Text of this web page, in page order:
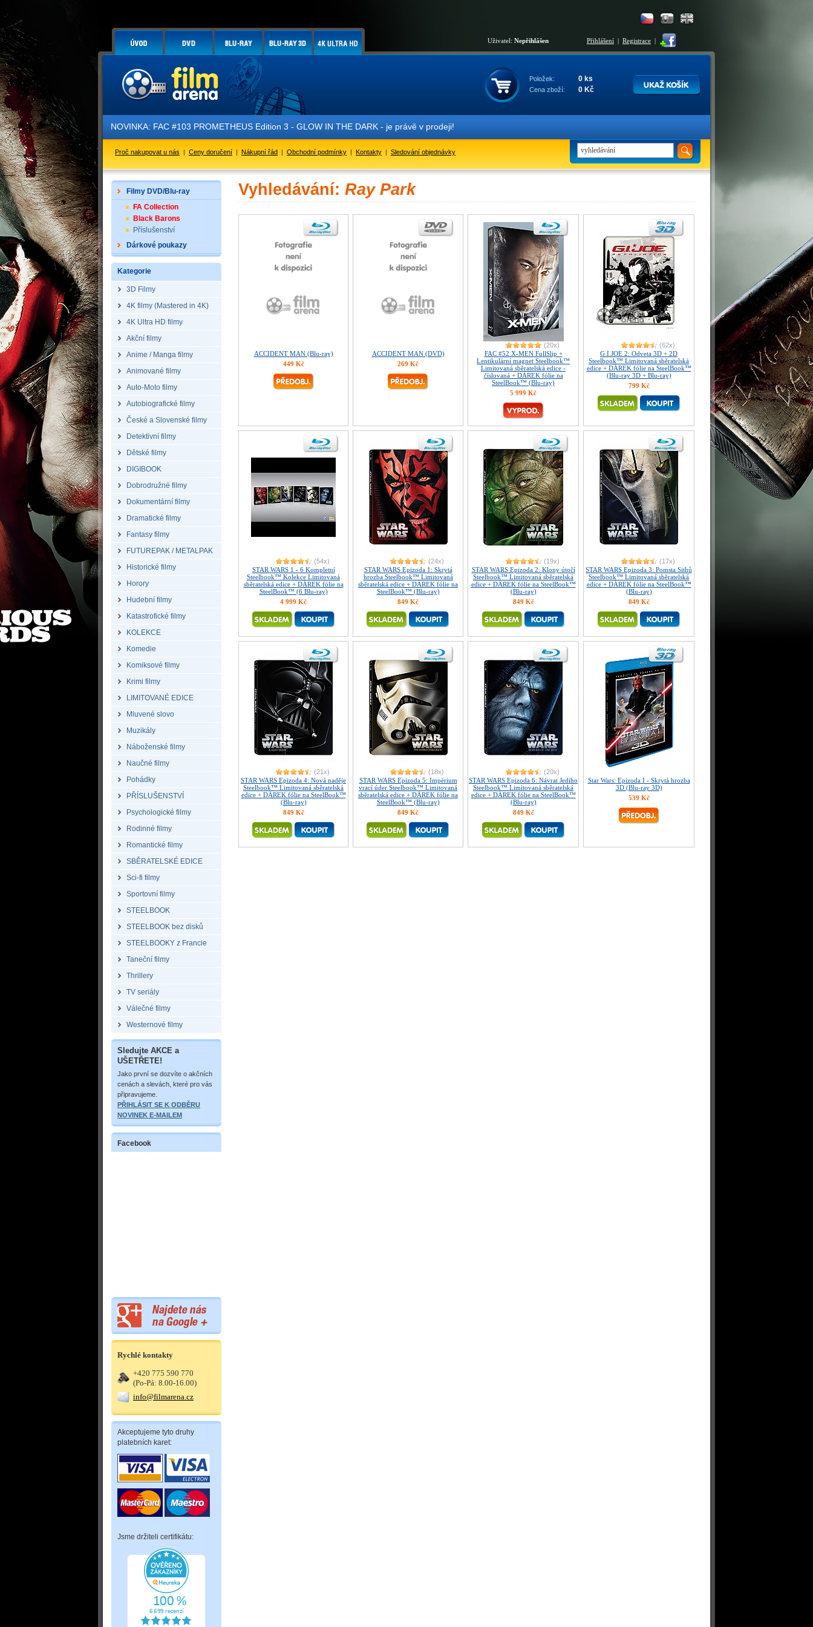
Uživatel: Nepřihlášen Přihlášení | Registrace |
Položek: 0 ks
Cena zboží: 0 Kč
NOVINKA: FAC #103 PROMETHEUS Edition 3 - GLOW IN THE DARK - je právě v prodeji!
Proč nakupovat u nás | Ceny doručení | Nákupní řád | Obchodní podmínky | Kontakty | Sledování objednávky
Filmy DVD/Blu-ray
FA Collection
Black Barons
Příslušenství
Dárkové poukazy
Kategorie
3D Filmy
4K filmy (Mastered in 4K)
4K Ultra HD filmy
Akční filmy
Anime / Manga filmy
Animované filmy
Auto-Moto filmy
Autobiografické filmy
České a Slovenské filmy
Detektivní filmy
Dětské filmy
DIGIBOOK
Dobrodružné filmy
Dokumentární filmy
Dramatické filmy
Fantasy filmy
FUTUREPAK / METALPAK
Historické filmy
Horory
Hudební filmy
Katastrofické filmy
KOLEKCE
Komedie
Komiksové filmy
Krimi filmy
LIMITOVANÉ EDICE
Mluvené slovo
Muzikály
Náboženské filmy
Naučné filmy
Pohádky
PŘÍSLUŠENSTVÍ
Psychologické filmy
Rodinné filmy
Romantické filmy
SBĚRATELSKÉ EDICE
Sci-fi filmy
Sportovní filmy
STEELBOOK
STEELBOOK bez disků
STEELBOOKY z Francie
Taneční filmy
Thrillery
TV seriály
Válečné filmy
Westernové filmy
Sledujte AKCE a
UŠETŘETE!
Jako první se dozvíte o akčních
cenách a slevách, které pro vás
připravujeme.
PŘIHLÁSIT SE K ODBĚRU
NOVINEK E-MAILEM
Facebook
Rychlé kontakty
+420 775 590 770
(Po-Pá: 8.00-16.00)
info@filmarena.cz
Akceptujeme tyto druhy
platebních karet:
Jsme držiteli certifikátu:
Vyhledávání: Ray Park
ACCIDENT MAN (Blu-ray)
449 Kč
ACCIDENT MAN (DVD)
269 Kč
(20x)
FAC #52 X-MEN FullSlip +
Lentikulární magnet Steelbook™
Limitovaná sběratelská edice -
číslovaná + DÁREK fólie na
SteelBook™ (Blu-ray)
5 999 Kč
(62x)
G.I.JOE 2: Odveta 3D + 2D
Steelbook™ Limitovaná sběratelská
edice + DÁREK fólie na SteelBook™
(Blu-ray 3D + Blu-ray)
799 Kč
(54x)
STAR WARS 1 - 6 Kompletní
Steelbook™ Kolekce Limitovaná
sběratelská edice + DÁREK fólie na
SteelBook™ (6 Blu-ray)
4 999 Kč
(24x)
STAR WARS Epizoda 1: Skrytá
hrozba Steelbook™ Limitovaná
sběratelská edice + DÁREK fólie na
SteelBook™ (Blu-ray)
849 Kč
(19x)
STAR WARS Epizoda 2: Klony útočí
Steelbook™ Limitovaná sběratelská
edice + DÁREK fólie na SteelBook™
(Blu-ray)
849 Kč
(17x)
STAR WARS Epizoda 3: Pomsta Sithů
Steelbook™ Limitovaná sběratelská
edice + DÁREK fólie na SteelBook™
(Blu-ray)
849 Kč
(21x)
STAR WARS Epizoda 4: Nová naděje
Steelbook™ Limitovaná sběratelská
edice + DÁREK fólie na SteelBook™
(Blu-ray)
849 Kč
(18x)
STAR WARS Epizoda 5: Impérium
vrací úder Steelbook™ Limitovaná
sběratelská edice + DÁREK fólie na
SteelBook™ (Blu-ray)
849 Kč
(20x)
STAR WARS Epizoda 6: Návrat Jediho
Steelbook™ Limitovaná sběratelská
edice + DÁREK fólie na SteelBook™
(Blu-ray)
849 Kč
Star Wars: Epizoda I - Skrytá hrozba
3D (Blu-ray 3D)
539 Kč